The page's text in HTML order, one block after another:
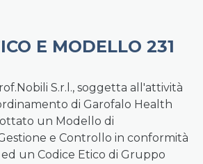
E MODELLO 231
S.r.l., soggetta all'attività
di Garofalo Health
un Modello di
e Controllo in conformità
ed un Codice Etico di Gruppo